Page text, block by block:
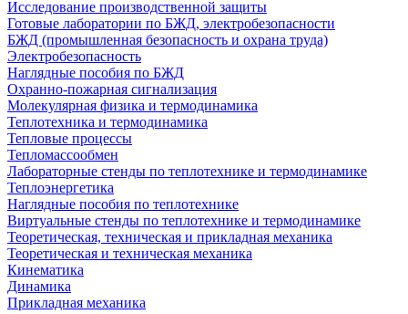
Исследование производственной защиты
Готовые лаборатории по БЖД, электробезопасности
БЖД (промышленная безопасность и охрана труда)
Электробезопасность
Наглядные пособия по БЖД
Охранно-пожарная сигнализация
Молекулярная физика и термодинамика
Теплотехника и термодинамика
Тепловые процессы
Тепломассообмен
Лабораторные стенды по теплотехнике и термодинамике
Теплоэнергетика
Наглядные пособия по теплотехнике
Виртуальные стенды по теплотехнике и термодинамике
Теоретическая, техническая и прикладная механика
Теоретическая и техническая механика
Кинематика
Динамика
Прикладная механика